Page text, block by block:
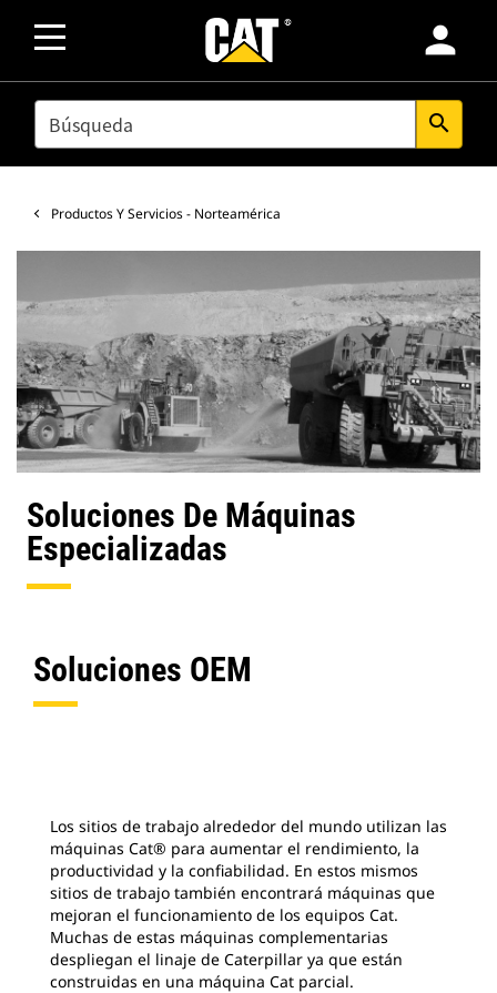
person
SEARCH search
Productos Y Servicios - Norteamérica
Soluciones De Máquinas
Especializadas
Soluciones OEM
Los sitios de trabajo alrededor del mundo utilizan las
máquinas Cat® para aumentar el rendimiento, la
productividad y la confiabilidad. En estos mismos
sitios de trabajo también encontrará máquinas que
mejoran el funcionamiento de los equipos Cat.
Muchas de estas máquinas complementarias
despliegan el linaje de Caterpillar ya que están
construidas en una máquina Cat parcial.